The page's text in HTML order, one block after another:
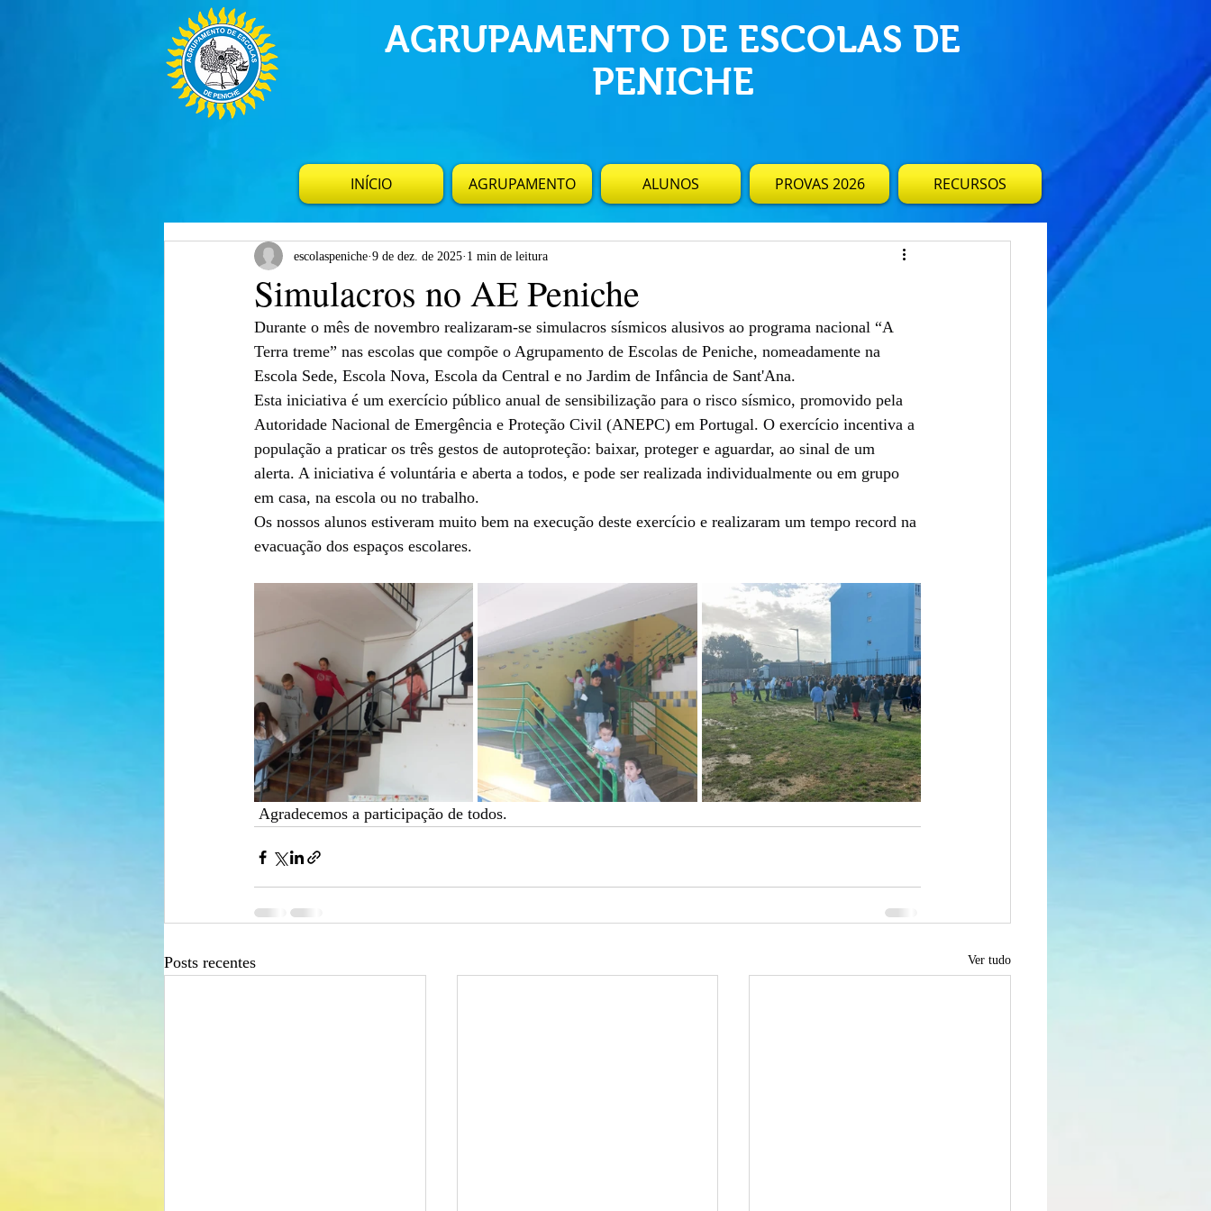
AGRUPAMENTO DE ESCOLAS DE
PENICHE
INÍCIO AGRUPAMENTO ALUNOS PROVAS 2026 RECURSOS
Simulacros no AE Peniche
escolaspeniche 9 de dez. de 2025 1 min de leitura
Durante o mês de novembro realizaram-se simulacros sísmicos alusivos ao programa nacional “A
Terra treme” nas escolas que compõe o Agrupamento de Escolas de Peniche, nomeadamente na
Escola Sede, Escola Nova, Escola da Central e no Jardim de Infância de Sant'Ana.
Esta iniciativa é um exercício público anual de sensibilização para o risco sísmico, promovido pela
Autoridade Nacional de Emergência e Proteção Civil (ANEPC) em Portugal. O exercício incentiva a
população a praticar os três gestos de autoproteção: baixar, proteger e aguardar, ao sinal de um
alerta. A iniciativa é voluntária e aberta a todos, e pode ser realizada individualmente ou em grupo
em casa, na escola ou no trabalho.
Os nossos alunos estiveram muito bem na execução deste exercício e realizaram um tempo record na
evacuação dos espaços escolares.
Agradecemos a participação de todos.
Posts recentes Ver tudo